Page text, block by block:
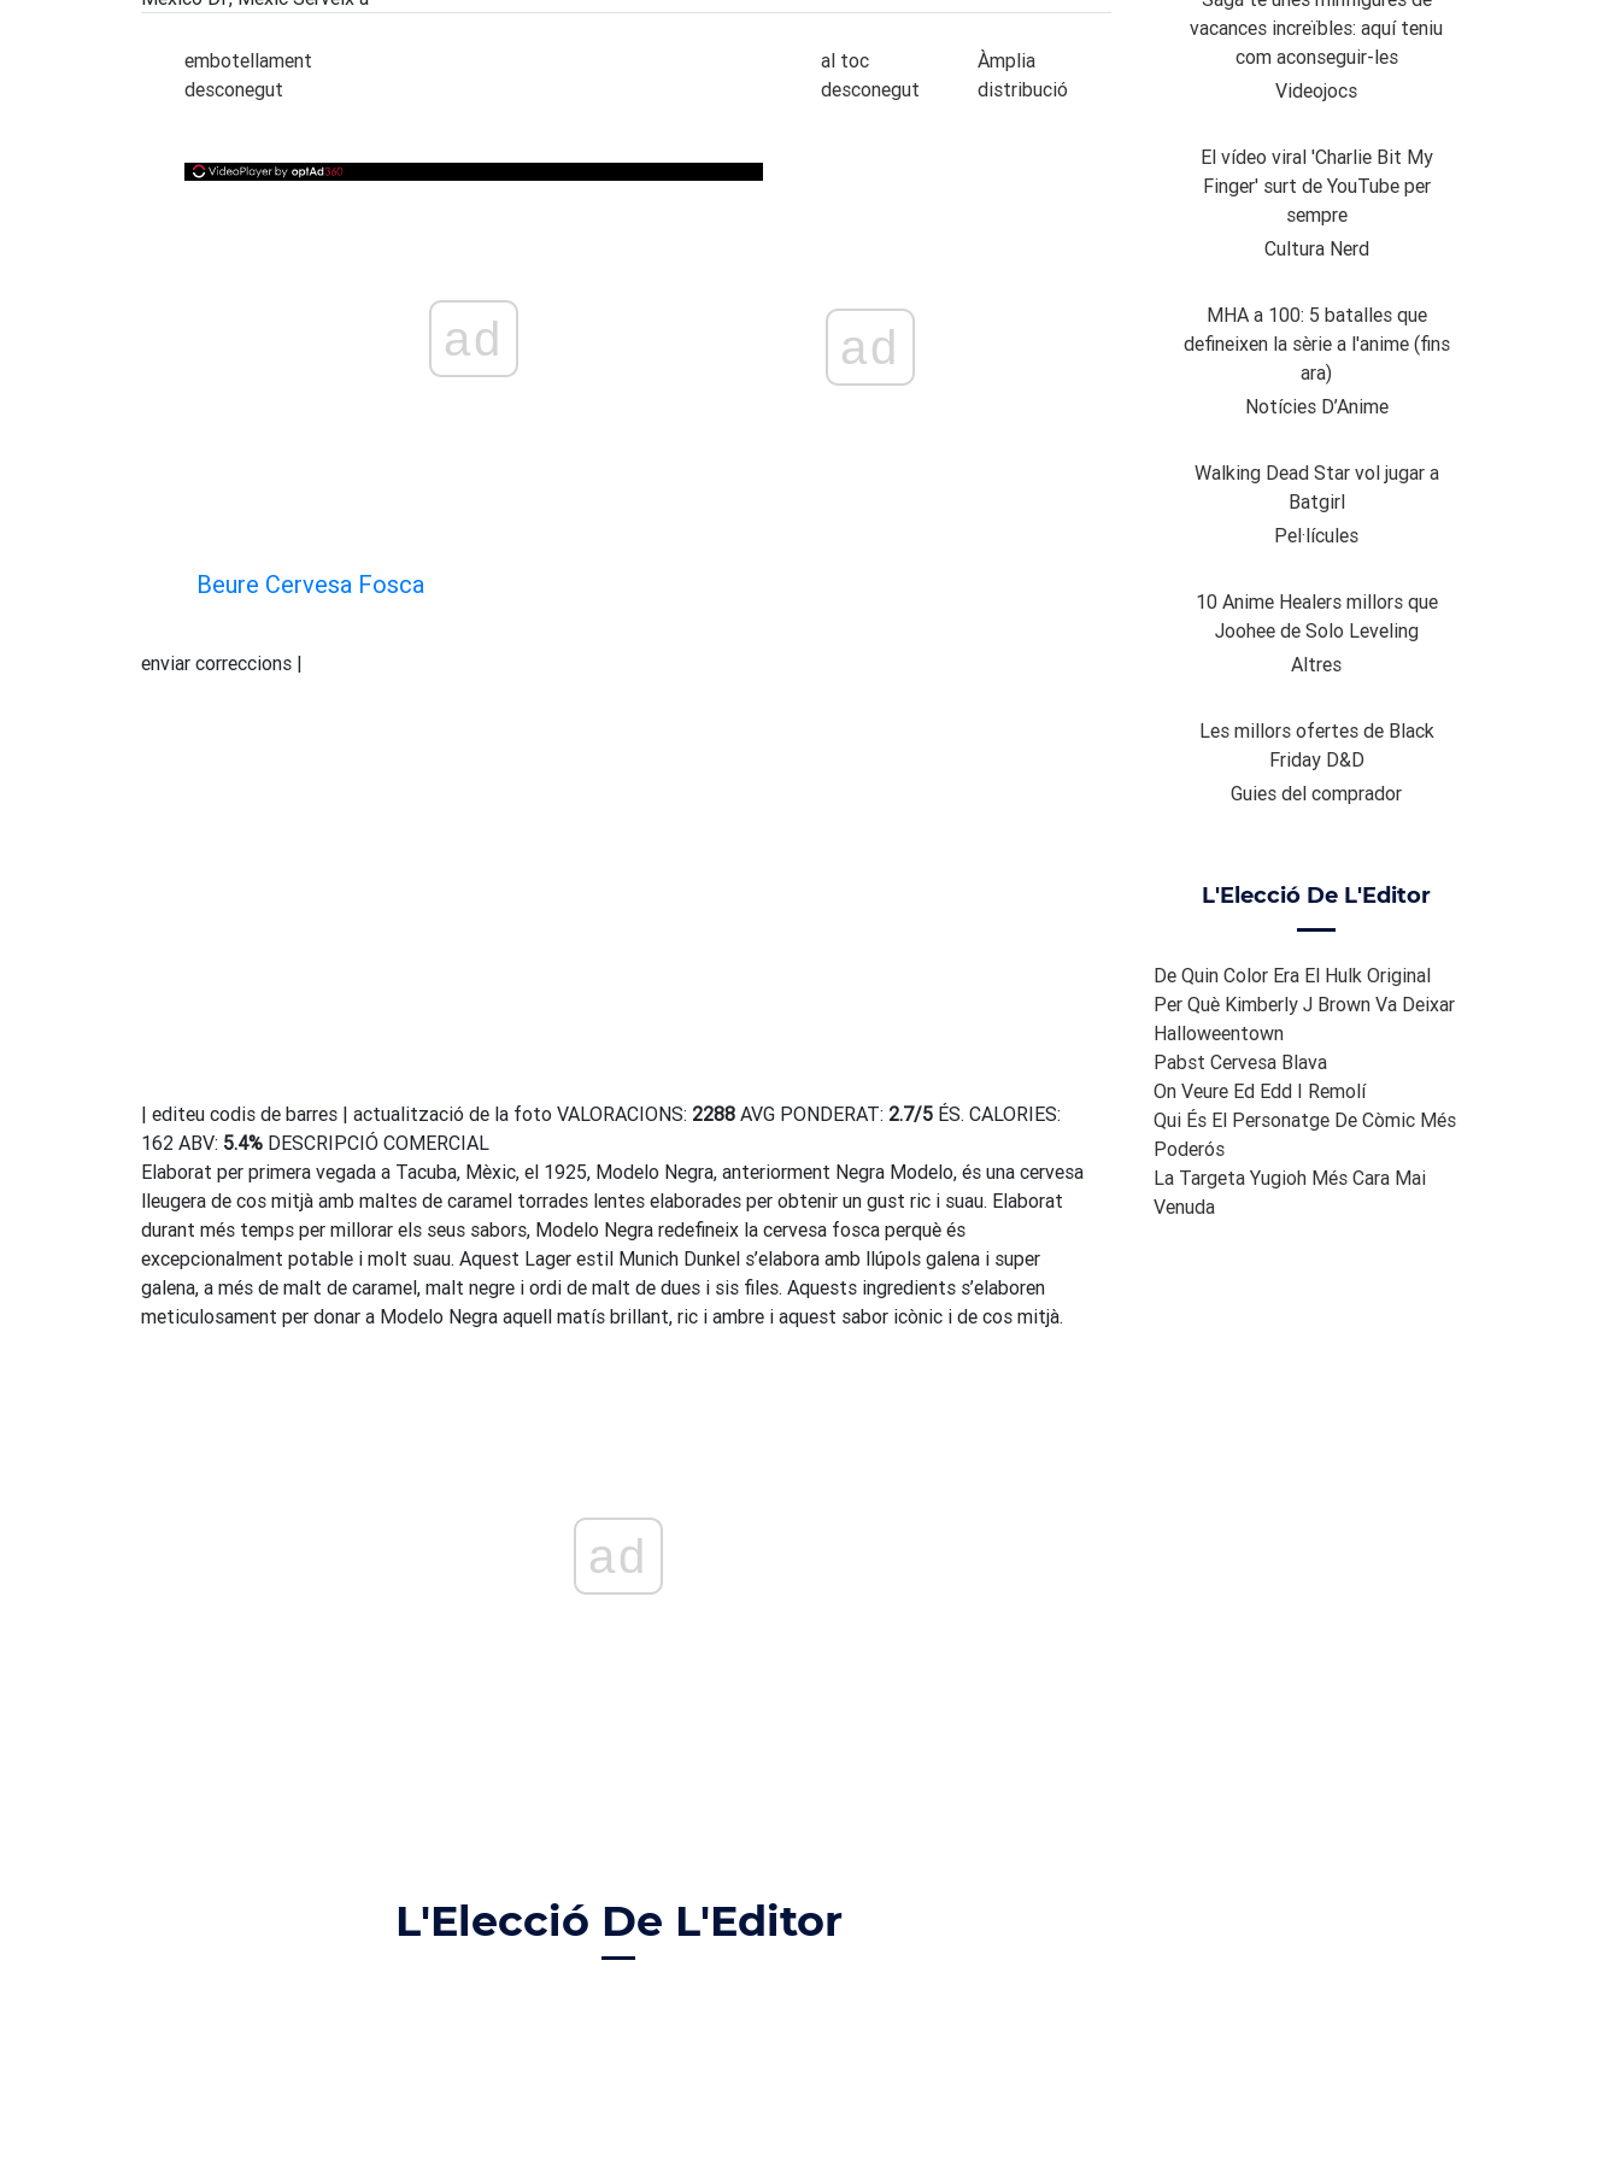
embotellament
desconegut
ad
Beure Cervesa Fosca
al toc
desconegut
ad
Àmplia
distribució
enviar correccions |
| editeu codis de barres | actualització de la foto VALORACIONS: 2288 AVG PONDERAT: 2.7/5 ÉS. CALORIES:
162 ABV: 5.4% DESCRIPCIÓ COMERCIAL
Elaborat per primera vegada a Tacuba, Mèxic, el 1925, Modelo Negra, anteriorment Negra Modelo, és una cervesa
lleugera de cos mitjà amb maltes de caramel torrades lentes elaborades per obtenir un gust ric i suau. Elaborat
durant més temps per millorar els seus sabors, Modelo Negra redefineix la cervesa fosca perquè és
excepcionalment potable i molt suau. Aquest Lager estil Munich Dunkel s’elabora amb llúpols galena i super
galena, a més de malt de caramel, malt negre i ordi de malt de dues i sis files. Aquests ingredients s’elaboren
meticulosament per donar a Modelo Negra aquell matís brillant, ric i ambre i aquest sabor icònic i de cos mitjà.
ad
L'Elecció De L'Editor
vacances increïbles: aquí teniu
com aconseguir-les
Videojocs
El vídeo viral 'Charlie Bit My
Finger' surt de YouTube per
sempre
Cultura Nerd
MHA a 100: 5 batalles que
defineixen la sèrie a l'anime (fins
ara)
Notícies D’Anime
Walking Dead Star vol jugar a
Batgirl
Pel·lícules
10 Anime Healers millors que
Joohee de Solo Leveling
Altres
Les millors ofertes de Black
Friday D&D
Guies del comprador
L'Elecció De L'Editor
De Quin Color Era El Hulk Original
Per Què Kimberly J Brown Va Deixar
Halloweentown
Pabst Cervesa Blava
On Veure Ed Edd I Remolí
Qui És El Personatge De Còmic Més
Poderós
La Targeta Yugioh Més Cara Mai
Venuda